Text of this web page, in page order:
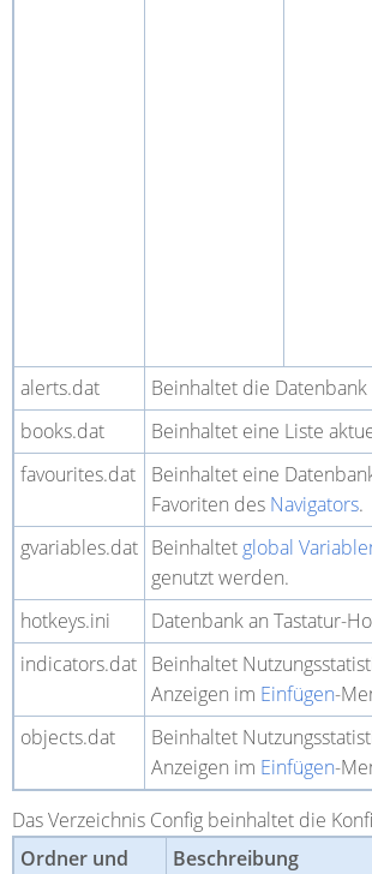
alerts.dat
Beinhaltet die
books.dat
Beinhaltet eine Liste
favourites.dat
Beinhaltet eine
Favoriten des Navigators.
gvariables.dat Beinhaltet global
genutzt werden.
hotkeys.ini
Datenbank an Tastatur-
indicators.dat Beinhaltet
Anzeigen im Einfügen-
objects.dat
Beinhaltet
Anzeigen im Einfügen-
Das Verzeichnis Config beinhaltet die
Ordner und
Beschreibung